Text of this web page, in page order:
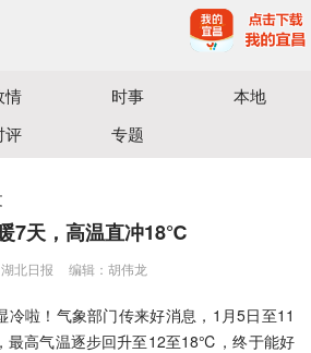
办
情 时事
本地
评 专题
7天，高温直冲18℃
北日报 编辑：胡伟龙
冷啦！气象部门传来好消息，1月5日至11
最高气温逐步回升至12至18℃，终于能好